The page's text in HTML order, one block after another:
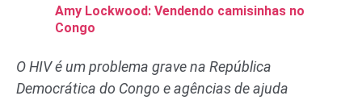
Amy Lockwood: Vendendo camisinhas no
Congo
O HIV é um problema grave na República
Democrática do Congo e agências de ajuda